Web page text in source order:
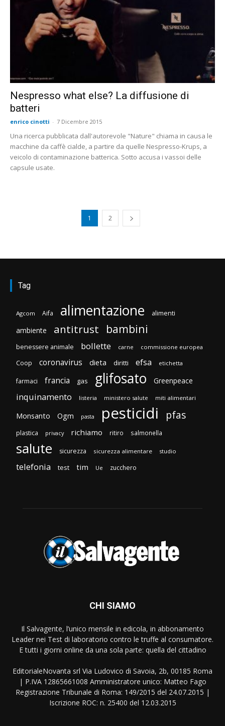
Nespresso what else? La diffusione di
batteri
enrico cinotti - 7 Dicembre 2015
Una ricerca pubblicata dall'autorevole "Nature" chiama in causa le
macchine da caffè cialde, a partire da quelle Nespresso-Krups, a
veicolo di contaminazione batterica. Sotto accusa i vassoi delle
capsule usate.
1 2
Tag
Agcom Aifa alimentazione alimenti
ambiente antitrust bambini
benessere animale bollette carne commissione europea
Coop coronavirus dieta diritti efsa etichetta
farmaci francia gas glifosato Greenpeace
inquinamento listeria ministero salute miti alimentari
Monsanto Ogm pasta pesticidi pfas
plastica privacy richiamo ritiro salmonella
salute sicurezza sicurezza alimentare studio
telefonia test tim Ue zucchero
CHI SIAMO
Il Salvagente, l’unico mensile in edicola, in abbonamento
Leader nei Test di laboratorio contro le truffe al consumatore.
E tutti i giorni online da una sola parte: quella del cittadino
EditorialeNovanta srl Via Ludovico di Savoia, 2b, 00185 Roma
| P.IVA 12865661008 Amministratore unico: Matteo Fago
Registrazione Tribunale di Roma: 149/2015 del 24.07.2015 |
Iscrizione ROC: n. 25400 del 12.03.2015